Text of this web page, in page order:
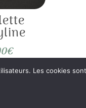
€
Les cookies